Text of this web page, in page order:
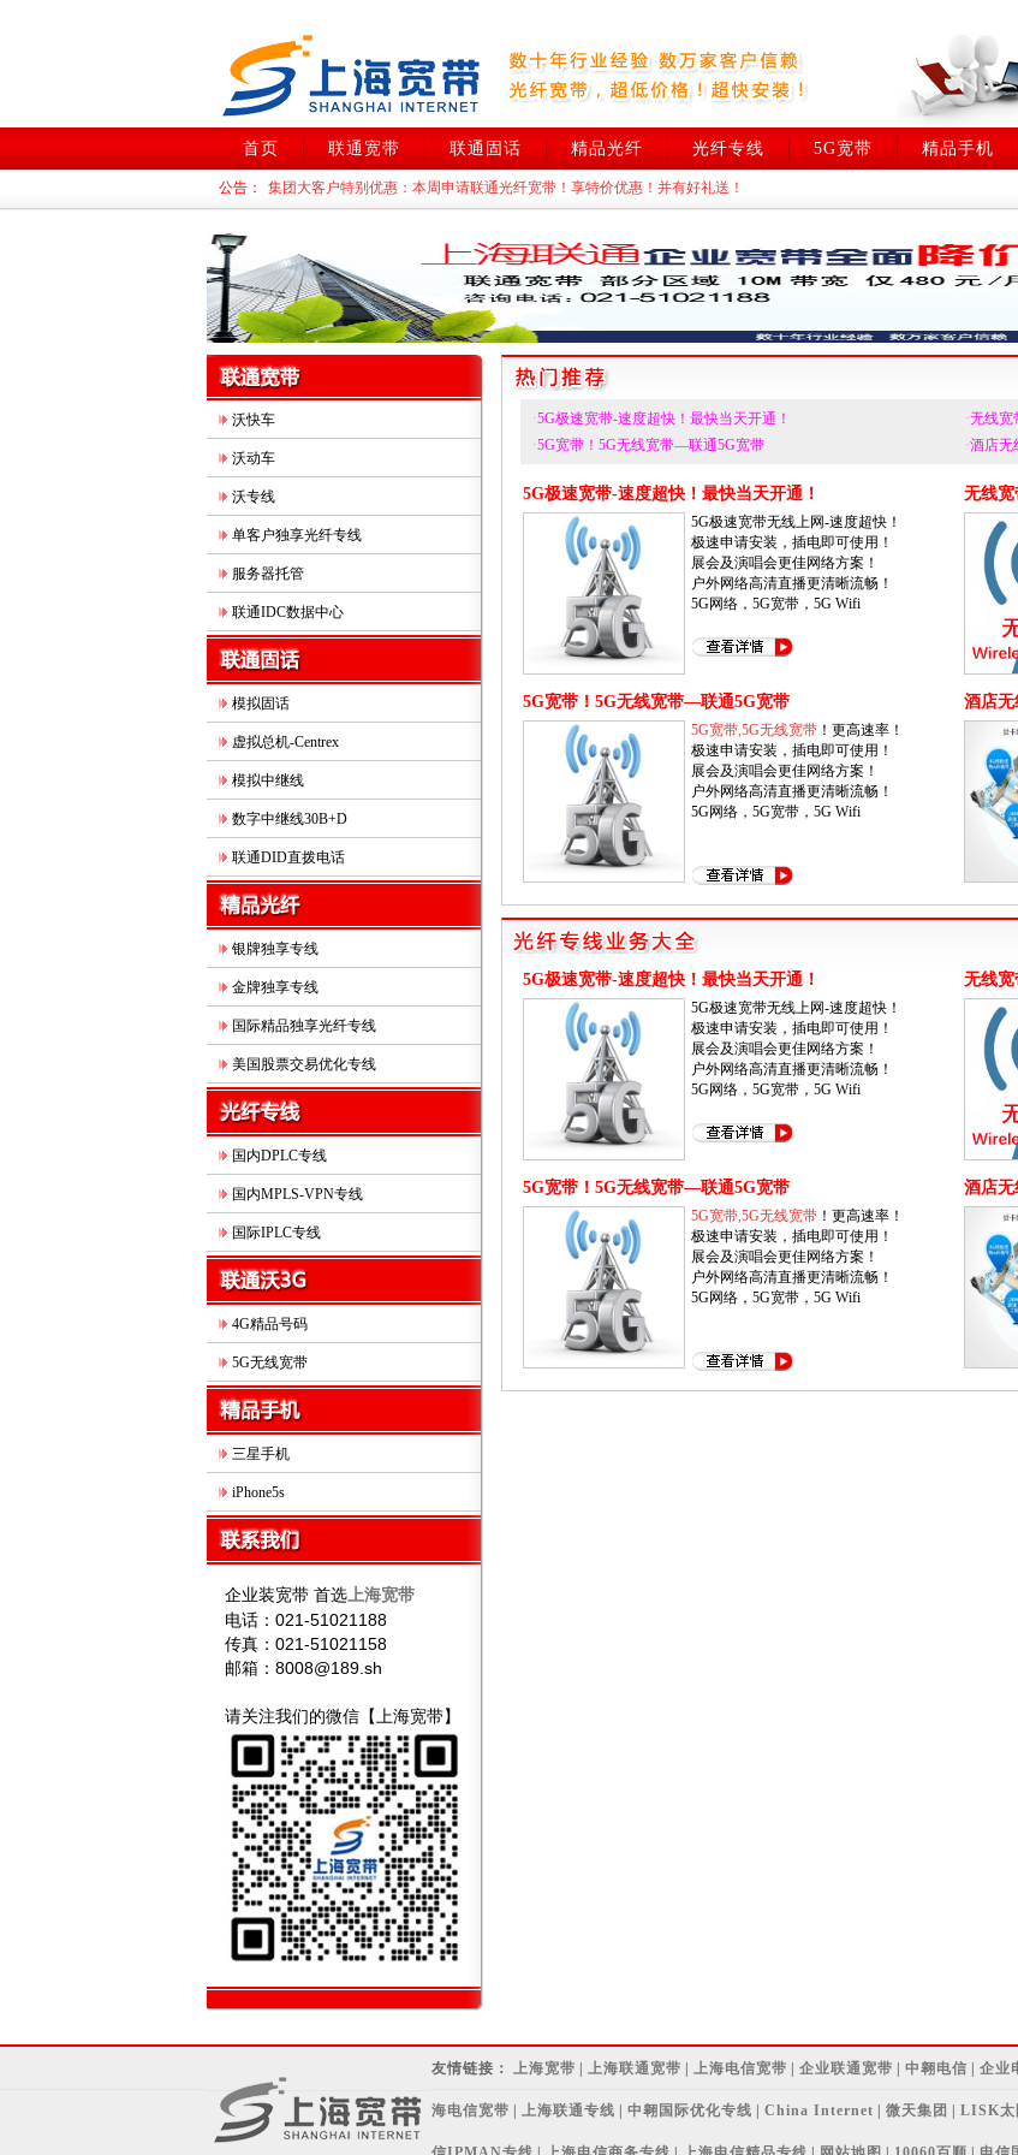
首页 联通宽带 联通固话 精品光纤 光纤专线 5G宽带 精品手机
公告： 集团大客户特别优惠：本周申请联通光纤宽带！享特价优惠！并有好礼送！
联通光纤宽带中小企业特惠：大带宽！高网速！低资费！上海中小企业上网更佳选择！
沃快车
沃动车
沃专线
单客户独享光纤专线
服务器托管
联通IDC数据中心
模拟固话
虚拟总机-Centrex
模拟中继线
数字中继线30B+D
联通DID直拨电话
银牌独享专线
金牌独享专线
国际精品独享光纤专线
美国股票交易优化专线
国内DPLC专线
国内MPLS-VPN专线
国际IPLC专线
4G精品号码
5G无线宽带
三星手机
iPhone5s
企业装宽带 首选上海宽带
电话：021-51021188
传真：021-51021158
邮箱： 8008@189.sh
请关注我们的微信【上海宽带】
·5G极速宽带-速度超快！最快当天开通！ ·无线宽
·5G宽带！5G无线宽带—联通5G宽带 ·酒店无
5G极速宽带-速度超快！最快当天开通！
5G极速宽带无线上网-速度超快！
极速申请安装，插电即可使用！
展会及演唱会更佳网络方案！
户外网络高清直播更清晰流畅！
5G网络，5G宽带，5G Wifi
无线宽
5G宽带！5G无线宽带—联通5G宽带
5G宽带,5G无线宽带 ！更高速率！
极速申请安装，插电即可使用！
展会及演唱会更佳网络方案！
户外网络高清直播更清晰流畅！
5G网络，5G宽带，5G Wifi
酒店
5G极速宽带-速度超快！最快当天开通！
5G极速宽带无线上网-速度超快！
极速申请安装，插电即可使用！
展会及演唱会更佳网络方案！
户外网络高清直播更清晰流畅！
5G网络，5G宽带，5G Wifi
无线宽
5G宽带！5G无线宽带—联通5G宽带
5G宽带,5G无线宽带 ！更高速率！
极速申请安装，插电即可使用！
展会及演唱会更佳网络方案！
户外网络高清直播更清晰流畅！
5G网络，5G宽带，5G Wifi
酒店
友情链接： 上海宽带 | 上海联通宽带 | 上海电信宽带 | 企业联通宽带 | 中翱电信 | 企业
海电信宽带 | 上海联通专线 | 中翱国际优化专线 | China Internet | 微天集团 | LISK太